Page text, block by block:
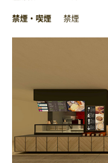
禁煙・喫煙 禁煙